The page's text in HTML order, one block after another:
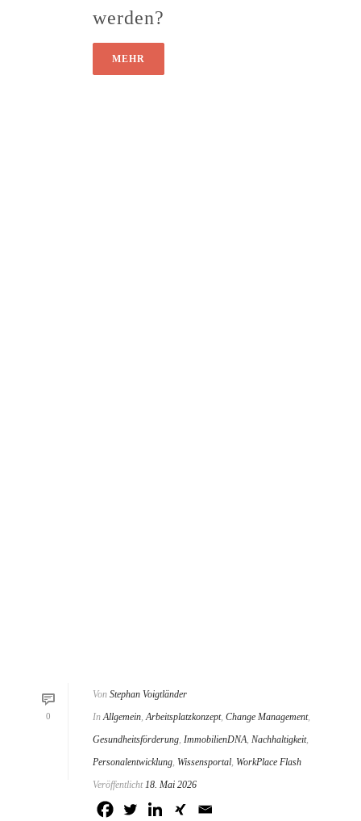
werden?
MEHR
0
Von Stephan Voigtländer
In Allgemein,Arbeitsplatzkonzept, Change Management,
Gesundheitsförderung, ImmobilienDNA, Nachhaltigkeit,
Personalentwicklung, Wissensportal, WorkPlace Flash
Veröffentlicht 18. Mai 2026